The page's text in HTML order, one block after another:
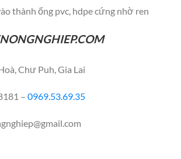
thành ống pvc, hdpe cứng nhờ ren
Chư Puh, Gia Lai
– 0969.53.69.35